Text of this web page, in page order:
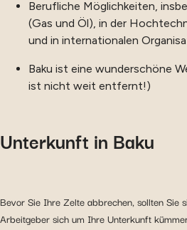
Berufliche Möglichkeiten,
(Gas und Öl), in der
und in internationalen
Baku ist eine wunderschöne
ist nicht weit entfernt!)
Unterkunft in Baku
Bevor Sie Ihre Zelte abbrechen, sollten Sie
Arbeitgeber sich um Ihre Unterkunft